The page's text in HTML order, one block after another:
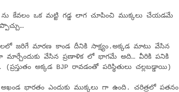
కేవలం ఒక మట్టి గడ్డ లాగ చూపించి ముక్కలు చేయడమే
జరిగే మారణ కాండ దీనికి సాక్ష్యం.అక్కడ మాటు వేసిన
మార్చేందుకు వేసిన ప్రణాళిక లో భాగమే అది… వీరికి పనికి
అక్కడ BJP రావడంతో పరిస్థితులు చల్లబడ్డాయి)
భారతం ఎందుకు ముక్కలు గా ఉంది. చరిత్రలో పతనం